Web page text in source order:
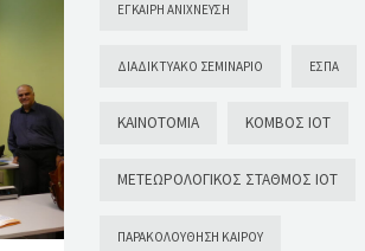
ΈΓΚΑΙΡΗ ΑΝΊΧΝΕΥΣΗ
ΔΙΑΔΙΚΤΥΑΚΌ ΣΕΜΙΝΆΡΙΟ ΕΣΠΑ
ΚΑΙΝΟΤΟΜΊΑ ΚΌΜΒΟΣ ΙΟΤ
ΜΕΤΕΩΡΟΛΟΓΙΚΌΣ ΣΤΑΘΜΌΣ ΙΟΤ
ΠΑΡΑΚΟΛΟΎΘΗΣΗ ΚΑΙΡΟΎ